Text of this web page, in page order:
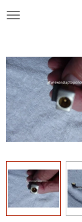
Ga
de
hoofdinhoud